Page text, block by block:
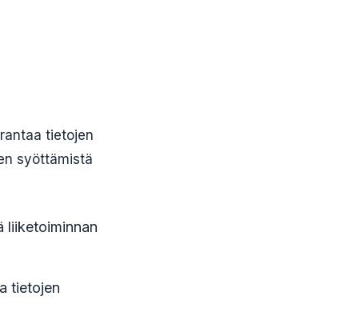
tietojen
syöttämistä
liiketoiminnan
tietojen